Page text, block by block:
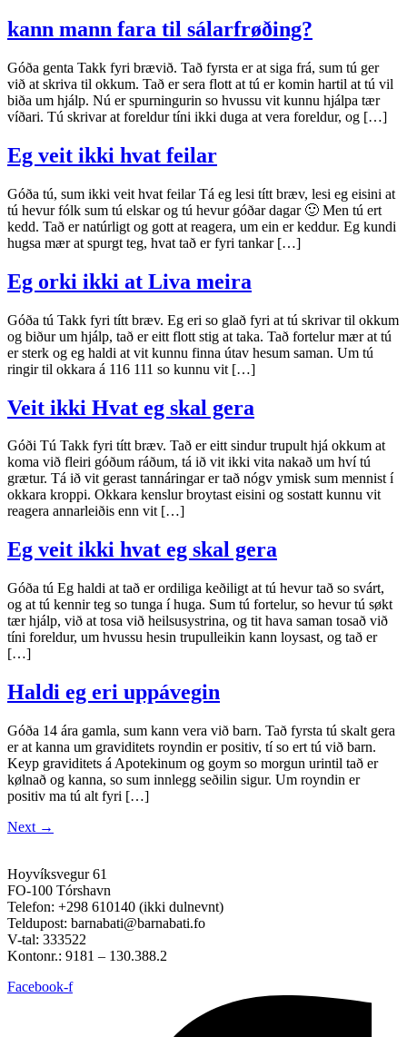
kann mann fara til sálarfrøðing?
Góða genta Takk fyri brævið. Tað fyrsta er at siga frá, sum tú ger
við at skriva til okkum. Tað er sera flott at tú er komin hartil at tú vil
biða um hjálp. Nú er spurningurin so hvussu vit kunnu hjálpa tær
víðari. Tú skrivar at foreldur tíni ikki duga at vera foreldur, og […]
Eg veit ikki hvat feilar
Góða tú, sum ikki veit hvat feilar Tá eg lesi títt bræv, lesi eg eisini at
tú hevur fólk sum tú elskar og tú hevur góðar dagar 🙂 Men tú ert
kedd. Tað er natúrligt og gott at reagera, um ein er keddur. Eg kundi
hugsa mær at spurgt teg, hvat tað er fyri tankar […]
Eg orki ikki at Liva meira
Góða tú Takk fyri títt bræv. Eg eri so glað fyri at tú skrivar til okkum
og biður um hjálp, tað er eitt flott stig at taka. Tað fortelur mær at tú
er sterk og eg haldi at vit kunnu finna útav hesum saman. Um tú
ringir til okkara á 116 111 so kunnu vit […]
Veit ikki Hvat eg skal gera
Góði Tú Takk fyri títt bræv. Tað er eitt sindur trupult hjá okkum at
koma við fleiri góðum ráðum, tá ið vit ikki vita nakað um hví tú
grætur. Tá ið vit gerast tannáringar er tað nógv ymisk sum mennist í
okkara kroppi. Okkara kenslur broytast eisini og sostatt kunnu vit
reagera annarleiðis enn vit […]
Eg veit ikki hvat eg skal gera
Góða tú Eg haldi at tað er ordiliga keðiligt at tú hevur tað so svárt,
og at tú kennir teg so tunga í huga. Sum tú fortelur, so hevur tú søkt
tær hjálp, við at tosa við heilsusystrina, og tit hava saman tosað við
tíni foreldur, um hvussu hesin trupulleikin kann loysast, og tað er
[…]
Haldi eg eri uppávegin
Góða 14 ára gamla, sum kann vera við barn. Tað fyrsta tú skalt gera
er at kanna um graviditets royndin er positiv, tí so ert tú við barn.
Keyp graviditets á Apotekinum og goym so morgun urintil tað er
kølnað og kanna, so sum innlegg seðilin sigur. Um royndin er
positiv ma tú alt fyri […]
Next →
Hoyvíksvegur 61
FO-100 Tórshavn
Telefon: +298 610140 (ikki dulnevnt)
Teldupost: barnabati@barnabati.fo
V-tal: 333522
Kontonr.: 9181 – 130.388.2
Facebook-f